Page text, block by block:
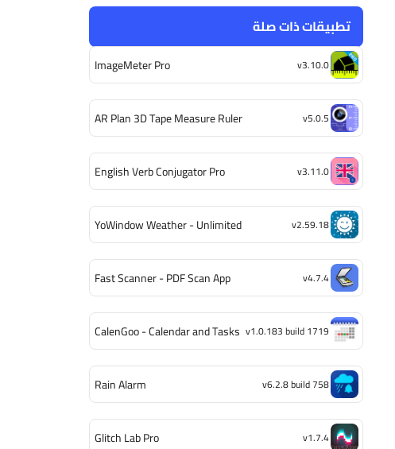
تطبيقات ذات صلة
ImageMeter Pro v3.10.0
AR Plan 3D Tape Measure Ruler v5.0.5
English Verb Conjugator Pro v3.11.0
YoWindow Weather - Unlimited v2.59.18
Fast Scanner - PDF Scan App v4.7.4
CalenGoo - Calendar and Tasks v1.0.183 build 1719
Rain Alarm v6.2.8 build 758
Glitch Lab Pro v1.7.4